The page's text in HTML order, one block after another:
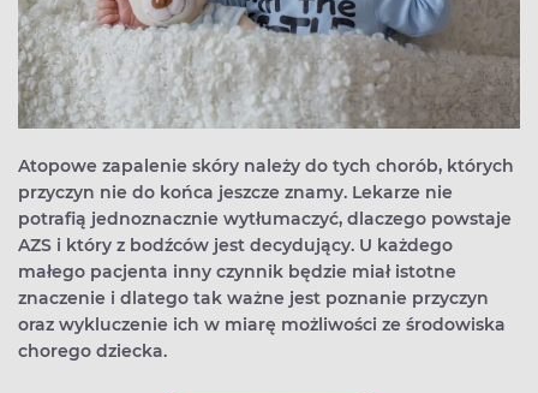
Atopowe zapalenie skóry należy do tych chorób, których
przyczyn nie do końca jeszcze znamy. Lekarze nie
potrafią jednoznacznie wytłumaczyć, dlaczego powstaje
AZS i który z bodźców jest decydujący. U każdego
małego pacjenta inny czynnik będzie miał istotne
znaczenie i dlatego tak ważne jest poznanie przyczyn
oraz wykluczenie ich w miarę możliwości ze środowiska
chorego dziecka.